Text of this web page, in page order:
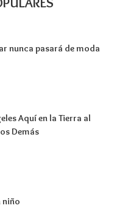
nunca pasará de moda
Aquí en la Tierra al
Demás
niño